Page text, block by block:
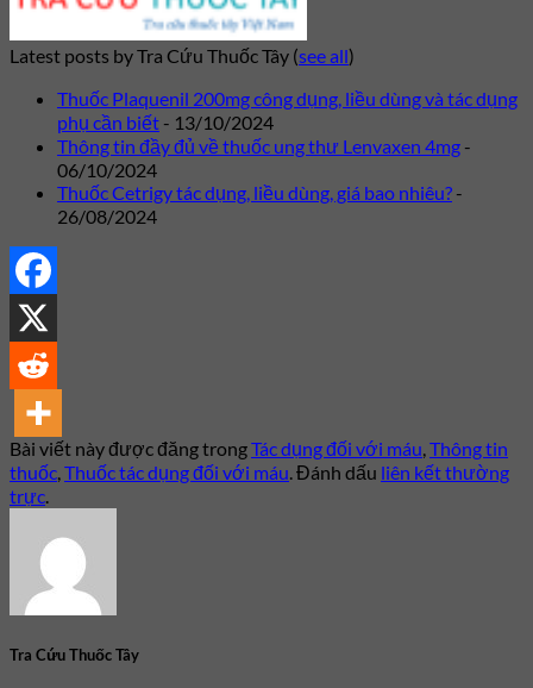
Latest posts by Tra Cứu Thuốc Tây (see all)
Thuốc Plaquenil 200mg công dụng, liều dùng và tác dụng
phụ cần biết - 13/10/2024
Thông tin đầy đủ về thuốc ung thư Lenvaxen 4mg -
06/10/2024
Thuốc Cetrigy tác dụng, liều dùng, giá bao nhiêu? -
26/08/2024
Bài viết này được đăng trongTác dụng đối với máu Thông tin
thuốc Thuốc tác dụng đối với máu . Đánh dấu liên kết thường
trực
Tra Cứu Thuốc Tây